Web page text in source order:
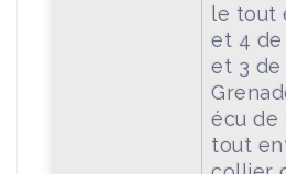
le tout
et 4 de
et 3 de
écu de
tout